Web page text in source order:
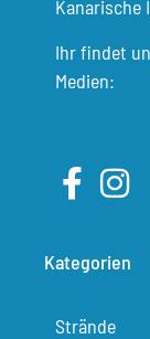
Kanarische
Ihr findet
Medien:
Kategorien
Strände